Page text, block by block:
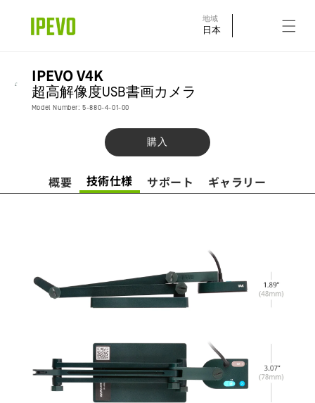
ンツに
進む
地域
日本
IPEVO V4K
超高解像度USB書画カメラ
Model Number: 5-880-4-01-00
購入
概要 技術仕様 サポート ギャラリー